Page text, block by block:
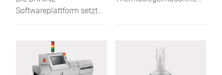
Softwareplattform setzt
Datenaustausch und
Sicherheit in Ihrer
Produktion.
Verpacken von Aufschnitt
aus Wurst und Käse.